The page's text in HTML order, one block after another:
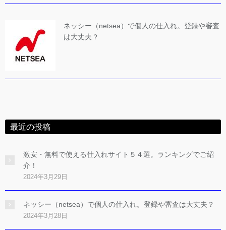
ネッシー（netsea）で個人の仕入れ。登録や審査
は大丈夫？
最近の投稿
激安・無料で使える仕入れサイト５４選。ランキングでご紹
介！
2024年3月29日
ネッシー（netsea）で個人の仕入れ。登録や審査は大丈夫？
2024年3月28日